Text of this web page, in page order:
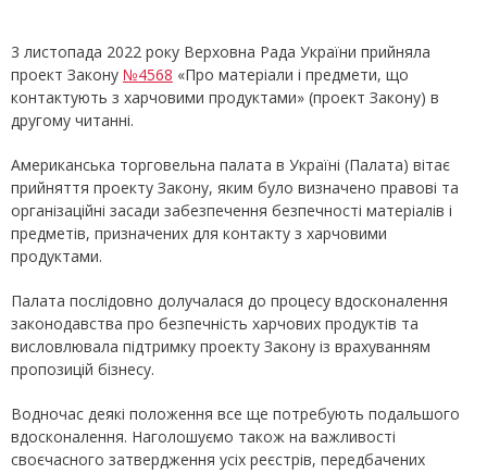
3 листопада 2022 року Верховна Рада України прийняла
проект Закону №4568 «Про матеріали і предмети, що
контактують з харчовими продуктами» (проект Закону) в
другому читанні.
Американська торговельна палата в Україні (Палата) вітає
прийняття проекту Закону, яким було визначено правові та
організаційні засади забезпечення безпечності матеріалів і
предметів, призначених для контакту з харчовими
продуктами.
Палата послідовно долучалася до процесу вдосконалення
законодавства про безпечність харчових продуктів та
висловлювала підтримку проекту Закону із врахуванням
пропозицій бізнесу.
Водночас деякі положення все ще потребують подальшого
вдосконалення. Наголошуємо також на важливості
своєчасного затвердження усіх реєстрів, передбачених